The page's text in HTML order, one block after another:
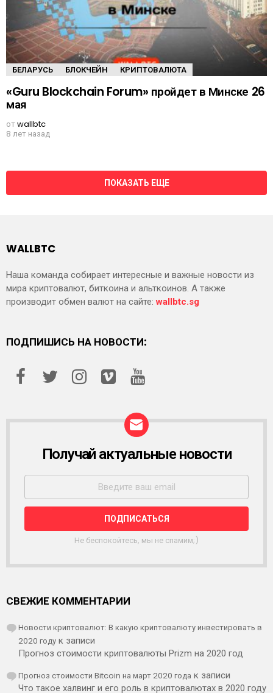
БЕЛАРУСЬ БЛОКЧЕЙН КРИПТОВАЛЮТА
«Guru Blockchain Forum» пройдет в Минске 26
мая
отwallbtc
8 лет назад
ПОКАЗАТЬ ЕЩЕ
WALLBTC
Наша команда собирает интересные и важные новости из
мира криптовалют, биткоина и альткоинов. А также
производит обмен валют на сайте:wallbtc.sg
ПОДПИШИСЬ НА НОВОСТИ:
С
Ы
Л
Получай актуальные новости
Не беспокойтесь, мы не спамим;)
СВЕЖИЕ КОММЕНТАРИИ
Новости криптовалют: В какую криптовалюту инвестировать в
2020 году к записи
Прогноз стоимости криптовалюты Prizm на 2020 год
Прогноз стоимости Bitcoin на март 2020 года к записи
Что такое халвинг и его роль в криптовалютах в 2020 году